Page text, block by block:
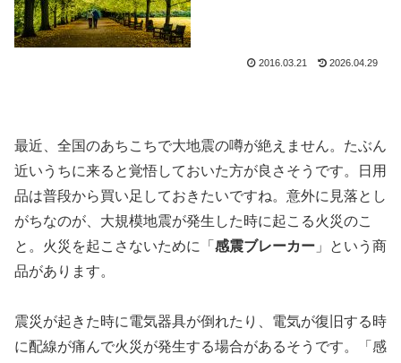
2016.03.21 2026.04.29
最近、全国のあちこちで大地震の噂が絶えません。たぶん
近いうちに来ると覚悟しておいた方が良さそうです。日用
品は普段から買い足しておきたいですね。意外に見落とし
がちなのが、大規模地震が発生した時に起こる火災のこ
と。火災を起こさないために「 感震ブレーカー 」という商
品があります。
震災が起きた時に電気器具が倒れたり、電気が復旧する時
に配線が痛んで火災が発生する場合があるそうです。「感